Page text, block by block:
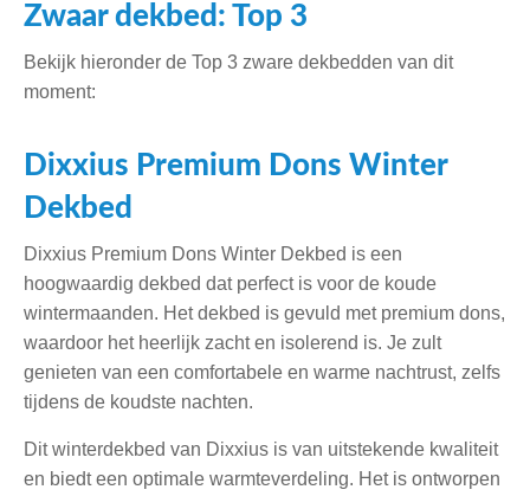
Zwaar dekbed: Top 3
Bekijk hieronder de Top 3 zware dekbedden van dit
moment:
Dixxius Premium Dons Winter
Dekbed
Dixxius Premium Dons Winter Dekbed is een
hoogwaardig dekbed dat perfect is voor de koude
wintermaanden. Het dekbed is gevuld met premium dons,
waardoor het heerlijk zacht en isolerend is. Je zult
genieten van een comfortabele en warme nachtrust, zelfs
tijdens de koudste nachten.
Dit winterdekbed van Dixxius is van uitstekende kwaliteit
en biedt een optimale warmteverdeling. Het is ontworpen